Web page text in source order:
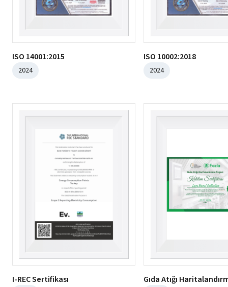
ISO 14001:2015
2024
ISO 10002:2018
2024
I-REC Sertifikası Gıda Atığı